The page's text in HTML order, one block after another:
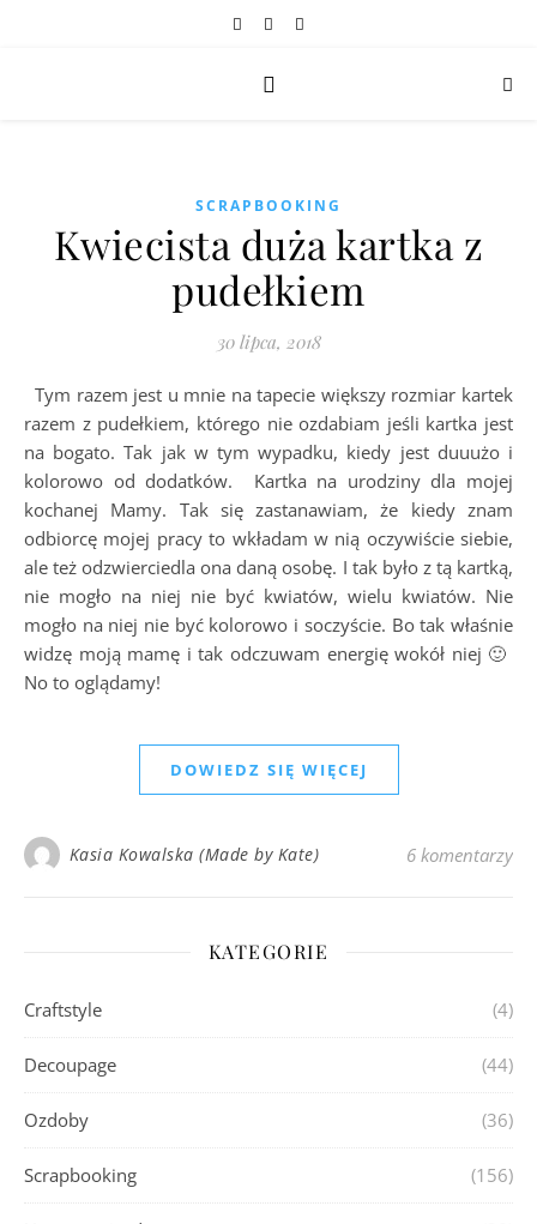
SCRAPBOOKING
Kwiecista duża kartka z
pudełkiem
30 lipca, 2018
Tym razem jest u mnie na tapecie większy rozmiar kartek
razem z pudełkiem, którego nie ozdabiam jeśli kartka jest
na bogato. Tak jak w tym wypadku, kiedy jest duuużo i
kolorowo od dodatków. Kartka na urodziny dla mojej
kochanej Mamy. Tak się zastanawiam, że kiedy znam
odbiorcę mojej pracy to wkładam w nią oczywiście siebie,
ale też odzwierciedla ona daną osobę. I tak było z tą kartką,
nie mogło na niej nie być kwiatów, wielu kwiatów. Nie
mogło na niej nie być kolorowo i soczyście. Bo tak właśnie
widzę moją mamę i tak odczuwam energię wokół niej 🙂
No to oglądamy!
DOWIEDZ SIĘ WIĘCEJ
Kasia Kowalska (Made by Kate) 6 komentarzy
KATEGORIE
Craftstyle (4)
Decoupage (44)
Ozdoby (36)
Scrapbooking (156)